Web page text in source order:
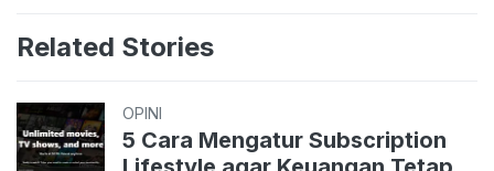
Related Stories
OPINI
5 Cara Mengatur Subscription